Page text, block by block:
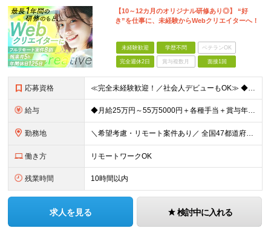
【10～12カ月のオリジナル研修あり◎】 “好
き”を仕事に、未経験からWebクリエイターへ！
未経験歓迎 学歴不問 ベテランOK
完全週休2日 賞与複数月 面接1回
応募資格 ≪完全未経験歓迎！／社会人デビューもOK≫ ◆第二新卒OK ◆学歴不問 意欲・人柄重視の採用ですので ぜひ気軽にご応募ください♪ ～このような方にオススメです～ ◆クリエイティブな仕事がしたい ◆
給与 ◆月給25万円～55万5000円＋各種手当＋賞与年1回 ※上記には固定残業代（月20時間／3万2400円）を含みます。超過分は別途支給します。 ※試用期間3～6ヶ月あり。期間中の給与は【給与欄】を
勤務地 ＼希望考慮・リモート案件あり／ 全国47都道府県のプロジェクト先 └好きな場所で勤務可能！◎ └デビュー後はフルリモート（完全在宅）案件8割！ ◎転勤の有無についてはご本人の希望に100％合わせます
働き方 リモートワークOK
残業時間 10時間以内
求人を見る 検討中に入れる